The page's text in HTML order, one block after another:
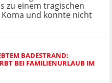
zu einem tragischen
und konnte nicht
BADESTRAND:
BEI FAMILIENURLAUB IM